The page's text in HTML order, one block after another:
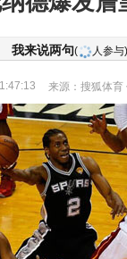
我来说两句( 人参与)
来源： 搜狐体育